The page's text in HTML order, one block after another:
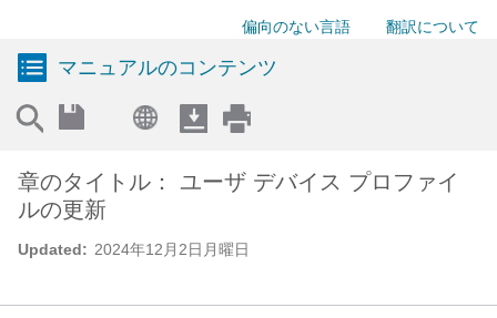
偏向のない言語 翻訳について
マニュアルのコンテンツ
Updated: 2024年12月2日月曜日
章のタイトル： ユーザ デバイス プロファイ
ルの更新